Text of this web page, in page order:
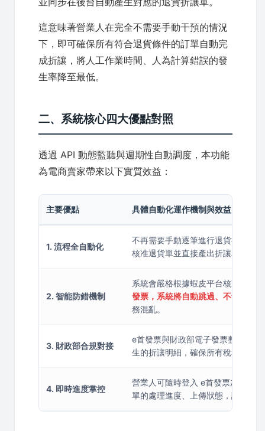
這意味著營業人在完全不需要手動干預的情況
下，即可確保所有符合退貨條件的訂單自動完
成折讓，將人工作業時間、人為計算錯誤的發
生率降至最低。
二、系統核心四大優點對照
透過 API 動態監聽與週期性自動調度，本功能
為電商賣家帶來以下實質效益：
主要優點 具體自動化運作機制與效益
1. 流程全自動化
不再需要手動逐筆進行退貨折讓單
核准退貨單並直接產出折讓單，幫
2. 智能防錯機制
系統會嚴格根據蝦皮平台核准狀態
發票，系統將自動跳過、不會重複
務混亂。
3. 財政部合規對接
e首發票與財政部電子發票整合平台
生的折讓明細，確保所有稅務資料
4. 即時進度掌控
營業人可隨時登入 e首發票加值中
單的處理進度、上傳狀態，讓每筆